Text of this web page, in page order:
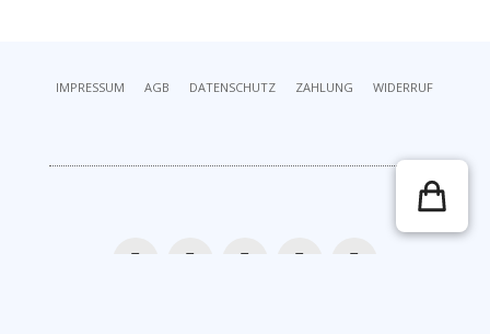
IMPRESSUM AGB DATENSCHUTZ ZAHLUNG WIDERRUF